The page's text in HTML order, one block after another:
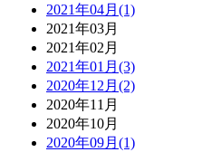
2021年04月(1)
2021年03月
2021年02月
2021年01月(3)
2020年12月(2)
2020年11月
2020年10月
2020年09月(1)